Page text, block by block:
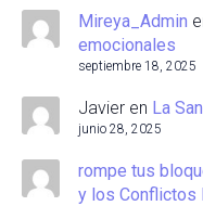
Mireya_Admin
emocionales
septiembre 18, 2025
Javier en La
junio 28, 2025
rompe tus
y los Conflictos